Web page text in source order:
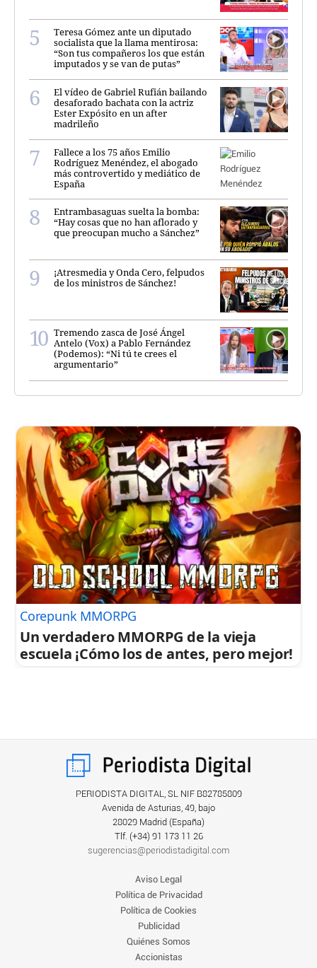
Teresa Gómez ante un diputado
socialista que la llama mentirosa:
“Son tus compañeros los que están
imputados y se van de putas”
El vídeo de Gabriel Rufián bailando
desaforado bachata con la actriz
Ester Expósito en un after
madrileño
Fallece a los 75 años Emilio
Rodríguez Menéndez, el abogado
más controvertido y mediático de
España
Entrambasaguas suelta la bomba:
“Hay cosas que no han aflorado y
que preocupan mucho a Sánchez”
¡Atresmedia y Onda Cero, felpudos
de los ministros de Sánchez!
Tremendo zasca de José Ángel
Antelo (Vox) a Pablo Fernández
(Podemos): “Ni tú te crees el
argumentario”
Corepunk MMORPG
Un verdadero MMORPG de la vieja
escuela ¡Cómo los de antes, pero mejor!
PERIODISTA DIGITAL, SL NIF B82785809
Avenida de Asturias, 49, bajo
28029 Madrid (España)
Tlf. (+34) ‎91 173 11 26
sugerencias@periodistadigital.com
Aviso Legal
Política de Privacidad
Política de Cookies
Publicidad
Quiénes Somos
Accionistas